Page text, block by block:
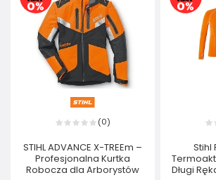
(0)
STIHL ADVANCE X-TREEm –
Profesjonalna Kurtka
Robocza dla Arborystów
Stihl
Długi